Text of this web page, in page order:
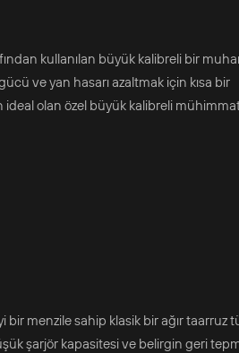
kullanılan büyük kalibreli bir
ve yan hasarı azaltmak için kısa bir
ideal olan özel büyük kalibreli
menzile sahip klasik bir ağır taarruz
şarjör kapasitesi ve belirgin geri